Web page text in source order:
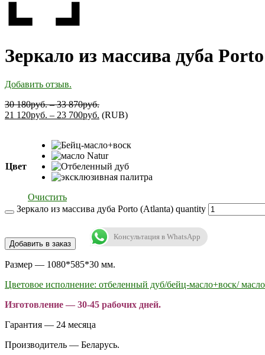
Зеркало из массива дуба
Добавить отзыв.
30 180руб.–33 870руб.
21 120руб. – 23 700руб. (RUB)
Цвет
Очистить
Зеркало из массива дуба Porto (Atlanta) quantity
Добавить в заказ
Консультация в WhatsApp
Размер — 1080*585*30 мм.
Цветовое исполнение: отбеленный дуб/бейц-масло+воск/
Изготовление — 30-45 рабочих дней.
Гарантия — 24 месяца
Производитель — Беларусь.